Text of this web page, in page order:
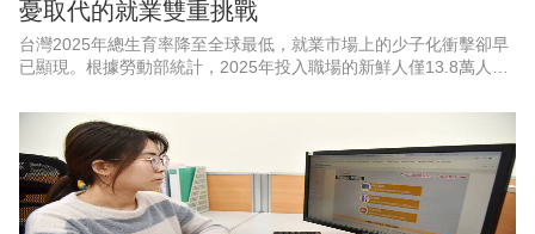
憂取代的就業雙重挑戰
台灣2025年總生育率降至全球最低，就業市場上的少子化衝擊卻早
已顯現。根據勞動部統計，2025年投入職場的新鮮人僅13.8萬人，
內缺工狀況